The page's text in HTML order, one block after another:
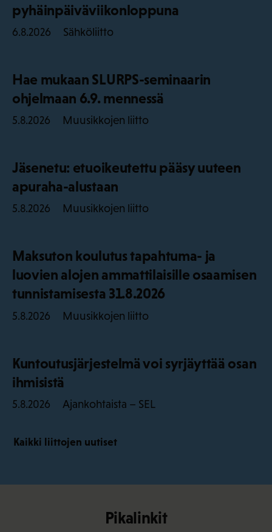
pyhäinpäiväviikonloppuna
6.8.2026 Sähköliitto
Hae mukaan SLURPS-seminaarin
ohjelmaan 6.9. mennessä
5.8.2026 Muusikkojen liitto
Jäsenetu: etuoikeutettu pääsy uuteen
apuraha-alustaan
5.8.2026 Muusikkojen liitto
Maksuton koulutus tapahtuma- ja
luovien alojen ammattilaisille osaamisen
tunnistamisesta 31.8.2026
5.8.2026 Muusikkojen liitto
Kuntoutusjärjestelmä voi syrjäyttää osan
ihmisistä
5.8.2026 Ajankohtaista – SEL
Kaikki liittojen uutiset
Pikalinkit